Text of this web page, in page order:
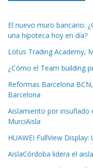
El nuevo muro bancario:
una hipoteca hoy en día?
Lotus Trading Academy,
¿Cómo el Team building
Reformas Barcelona
Barcelona
Aislamiento por insuflado
MurciAisla
HUAWEI FullView
AislaCórdoba lidera el